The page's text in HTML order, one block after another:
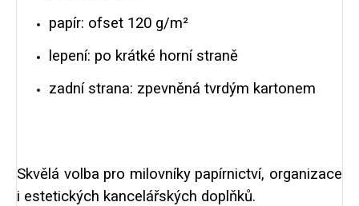
papír: ofset 120 g/m²
lepení: po krátké horní straně
zadní strana: zpevněná tvrdým kartonem
Skvělá volba pro milovníky papírnictví, organizace
i estetických kancelářských doplňků.